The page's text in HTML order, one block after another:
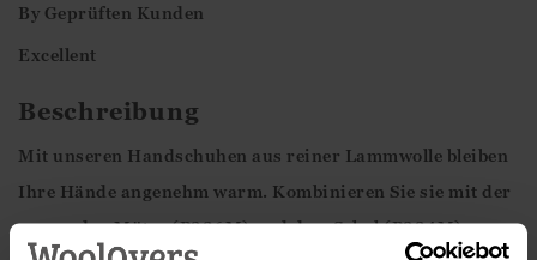
By Geprüften Kunden
Excellent
Beschreibung
Mit unseren Handschuhen aus reiner Lammwolle bleiben
Ihre Hände angenehm warm. Kombinieren Sie sie mit der
passenden Mütze (P236M) und dem Schal (P234M).